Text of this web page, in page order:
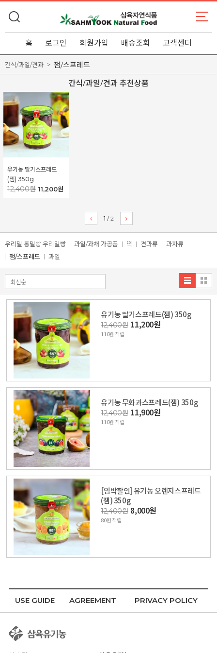
홈 로그인 회원가입 배송조회 고객센터
간식/과일/견과 잼/스프레드
간식/과일/견과 추천상품
유기농 딸기스프레드
(잼) 350g
12,400원 11,200원
1 /2
우리밀 통밀빵 우리밀빵 과일/과채 가공품 떡 견과류
과자류
잼/스프레드
과일
유기농 딸기스프레드(잼) 350g
12,400원 11,200원
110원 적립
유기농 무화과스프레드(잼) 350g
12,400원 11,900원
110원 적립
[임박할인] 유기농 오렌지스프레드
(잼) 350g
12,400원 8,000원
80원 적립
USE GUIDE AGREEMENT PRIVACY POLICY